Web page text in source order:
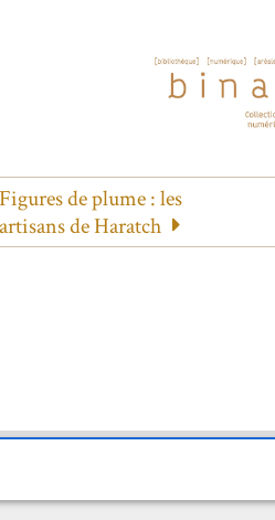
Figures de plume : les
artisans de Haratch